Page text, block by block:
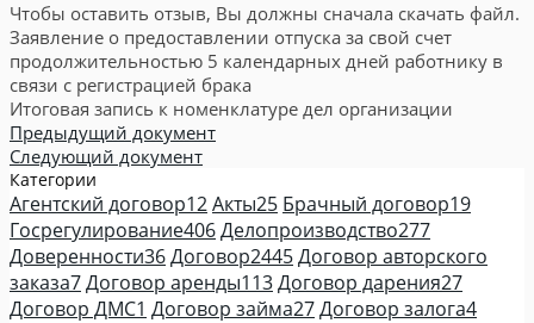
Чтобы оставить отзыв, Вы должны сначала скачать файл.
Заявление о предоставлении отпуска за свой счет
продолжительностью 5 календарных дней работнику в
связи с регистрацией брака
Итоговая запись к номенклатуре дел организации
Предыдущий документ
Следующий документ
Категории
Агентский договор12Акты25 Брачный договор19
Госрегулирование406Делопроизводство277
Доверенности36Договор2445Договор авторского
заказа7Договор аренды113Договор дарения27
Договор ДМС1 Договор займа27Договор залога4